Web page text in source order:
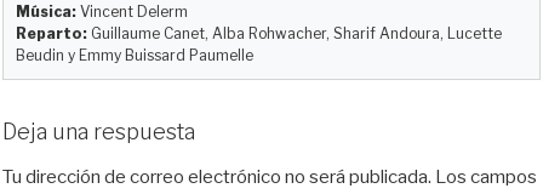
Música: Vincent Delerm
Reparto: Guillaume Canet, Alba Rohwacher, Sharif Andoura, Lucette
Beudin y Emmy Buissard Paumelle
Deja una respuesta
Tu dirección de correo electrónico no será publicada. Los campos